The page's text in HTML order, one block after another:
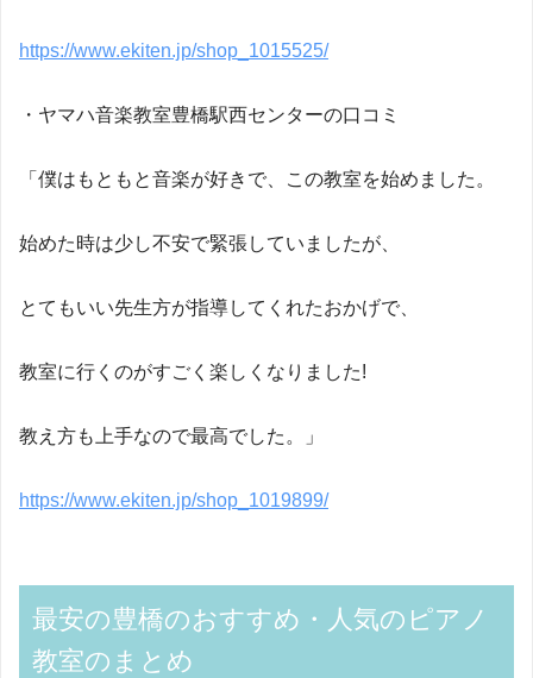
https://www.ekiten.jp/shop_1015525/
・ヤマハ音楽教室豊橋駅西センターの口コミ
「僕はもともと音楽が好きで、この教室を始めました。
始めた時は少し不安で緊張していましたが、
とてもいい先生方が指導してくれたおかげで、
教室に行くのがすごく楽しくなりました!
教え方も上手なので最高でした。」
https://www.ekiten.jp/shop_1019899/
最安の豊橋のおすすめ・人気のピアノ
教室のまとめ